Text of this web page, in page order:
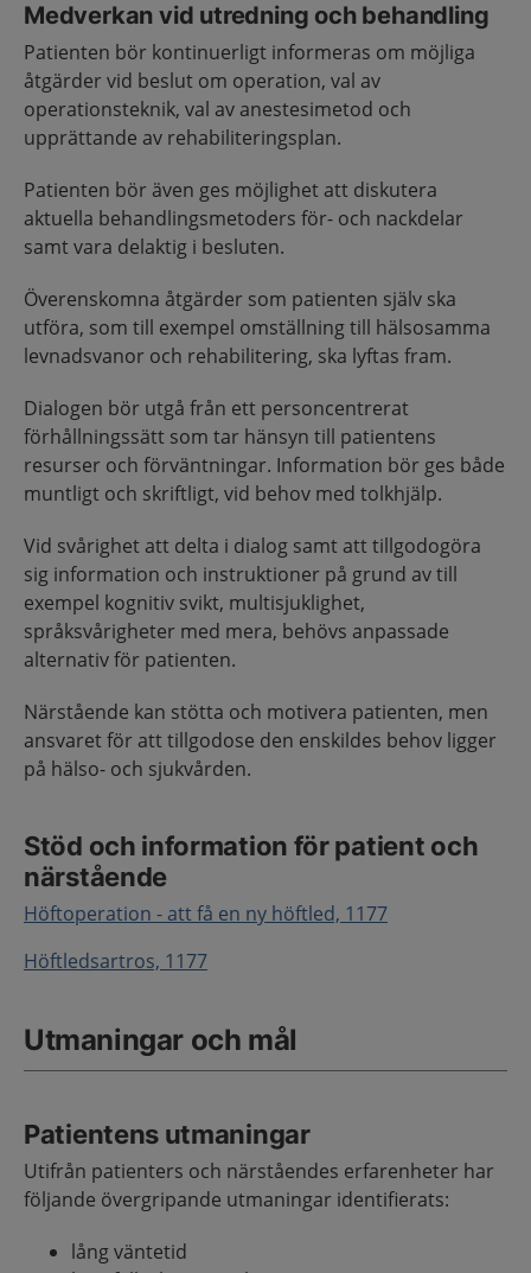
Medverkan vid utredning och behandling
Patienten bör kontinuerligt informeras om möjliga
åtgärder vid beslut om operation, val av
operationsteknik, val av anestesimetod och
upprättande av rehabiliteringsplan.
Patienten bör även ges möjlighet att diskutera
aktuella behandlingsmetoders för- och nackdelar
samt vara delaktig i besluten.
Överenskomna åtgärder som patienten själv ska
utföra, som till exempel omställning till hälsosamma
levnadsvanor och rehabilitering, ska lyftas fram.
Dialogen bör utgå från ett personcentrerat
förhållningssätt som tar hänsyn till patientens
resurser och förväntningar. Information bör ges både
muntligt och skriftligt, vid behov med tolkhjälp.
Vid svårighet att delta i dialog samt att tillgodogöra
sig information och instruktioner på grund av till
exempel kognitiv svikt, multisjuklighet,
språksvårigheter med mera, behövs anpassade
alternativ för patienten.
Närstående kan stötta och motivera patienten, men
ansvaret för att tillgodose den enskildes behov ligger
på hälso- och sjukvården.
Stöd och information för patient och
närstående
Höftoperation - att få en ny höftled, 1177
Höftledsartros, 1177
Utmaningar och mål
Patientens utmaningar
Utifrån patienters och närståendes erfarenheter har
följande övergripande utmaningar identifierats:
lång väntetid